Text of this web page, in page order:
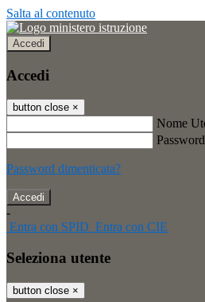
Salta al contenuto
Accedi
Accedi
button close ×
Nome
Password
Password dimenticata?
-
Entra con SPID Entra con CIE
Seleziona utente
button close ×